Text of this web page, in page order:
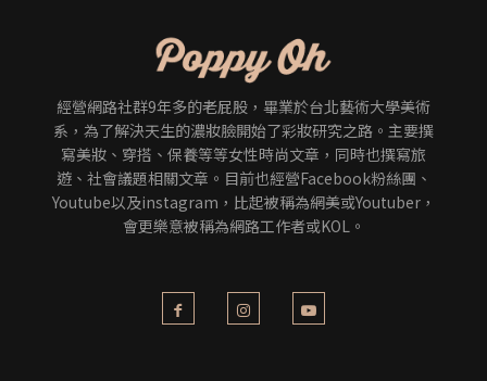
經營網路社群9年多的老屁股，畢業於台北藝術大學美術
系，為了解決天生的濃妝臉開始了彩妝研究之路。主要撰
寫美妝、穿搭、保養等等女性時尚文章，同時也撰寫旅
遊、社會議題相關文章。目前也經營Facebook粉絲團、
Youtube以及instagram，比起被稱為網美或Youtuber，
會更樂意被稱為網路工作者或KOL。